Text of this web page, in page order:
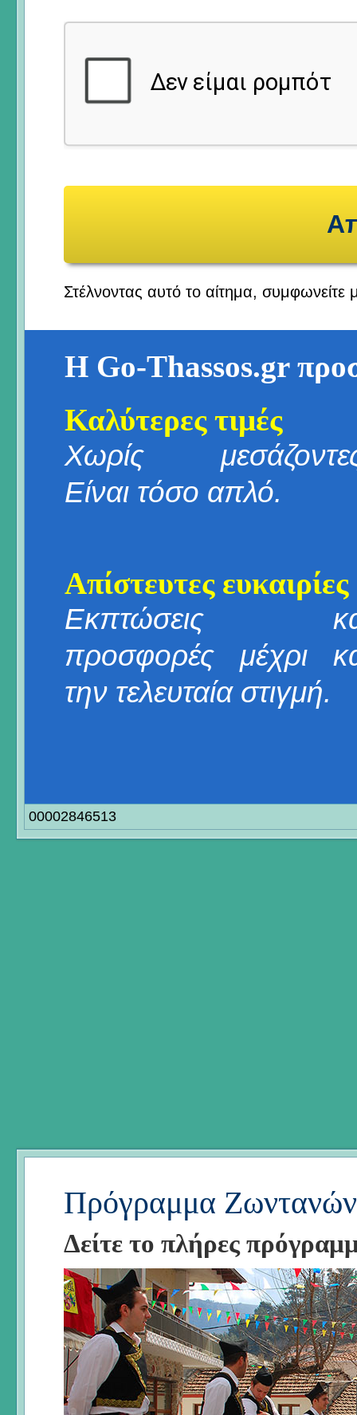
Στέλνοντας αυτό το αίτημα, συμφωνείτε
Η Go-Thassos.gr
Καλύτερες τιμές
Χωρίς
Είναι τόσο απλό.
Απίστευτες ευκαιρίες
Εκπτώσεις
προσφορές μέχρι
την τελευταία στιγμή.
00002846513
Πρόγραμμα
Δείτε το πλήρες